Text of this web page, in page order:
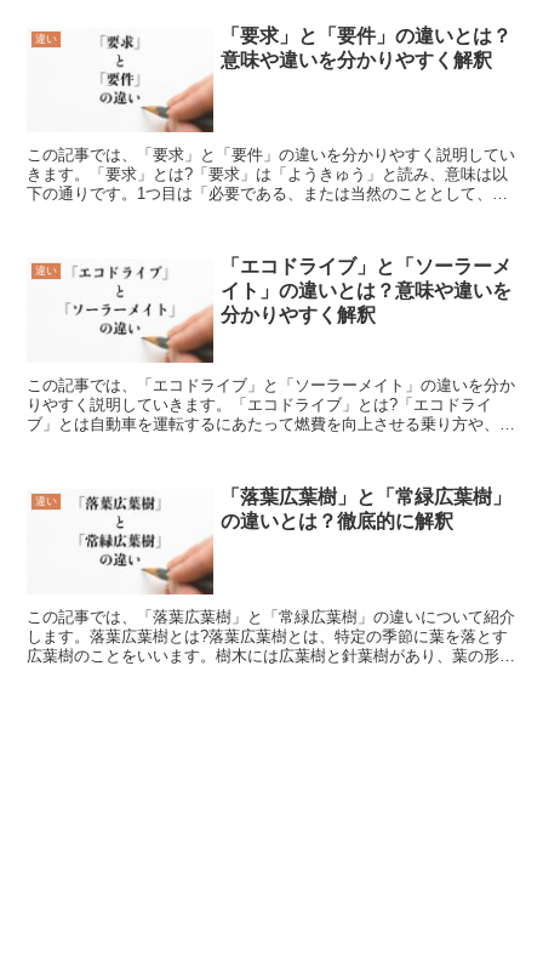
違い
「要求」と「要件」の違いとは？
意味や違いを分かりやすく解釈
この記事では、「要求」と「要件」の違いを分かりやすく説明してい
きます。「要求」とは?「要求」は「ようきゅう」と読み、意味は以
下の通りです。1つ目は「必要である、または当然のこととして、相
違い
「エコドライブ」と「ソーラーメ
イト」の違いとは？意味や違いを
分かりやすく解釈
この記事では、「エコドライブ」と「ソーラーメイト」の違いを分か
りやすく説明していきます。「エコドライブ」とは?「エコドライ
ブ」とは自動車を運転するにあたって燃費を向上させる乗り方や、そ
違い
「落葉広葉樹」と「常緑広葉樹」
の違いとは？徹底的に解釈
この記事では、「落葉広葉樹」と「常緑広葉樹」の違いについて紹介
します。落葉広葉樹とは?落葉広葉樹とは、特定の季節に葉を落とす
広葉樹のことをいいます。樹木には広葉樹と針葉樹があり、葉の形に